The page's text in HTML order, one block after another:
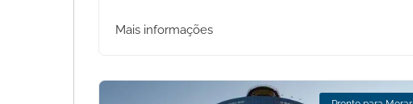
Mais informações